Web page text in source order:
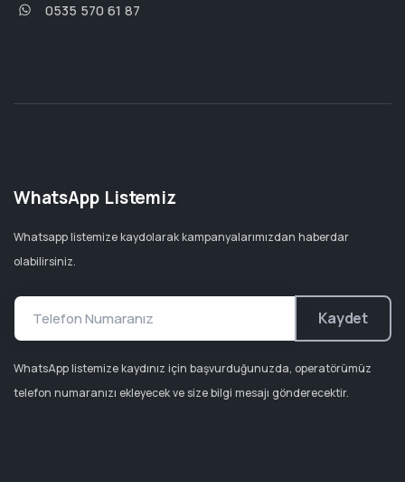
0535 570 61 87
WhatsApp Listemiz
Whatsapp listemize kaydolarak kampanyalarımızdan haberdar
olabilirsiniz.
Kaydet
WhatsApp listemize kaydınız için başvurduğunuzda, operatörümüz
telefon numaranızı ekleyecek ve size bilgi mesajı gönderecektir.